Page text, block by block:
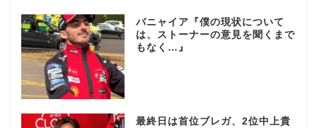
バニャイア『僕の現状について
は、ストーナーの意見を聞くまで
もなく…』
最終日は首位ブレガ、2位中上貴